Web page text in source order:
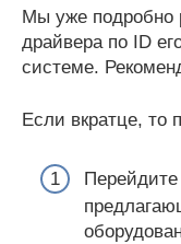
Мы уже подробно
драйвера по ID
системе.
Если вкратце, то